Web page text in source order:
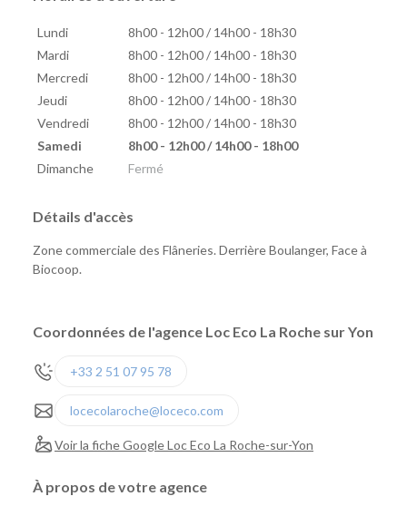
Lundi
8h00 - 12h00 / 14h00 - 18h30
Mardi
8h00 - 12h00 / 14h00 - 18h30
Mercredi
8h00 - 12h00 / 14h00 - 18h30
Jeudi
8h00 - 12h00 / 14h00 - 18h30
Vendredi
8h00 - 12h00 / 14h00 - 18h30
Samedi
8h00 - 12h00 / 14h00 - 18h00
Dimanche
Fermé
Détails d'accès
Zone commerciale des Flâneries. Derrière Boulanger, Face à
Biocoop.
Coordonnées de l'agence Loc Eco La Roche sur Yon
+33 2 51 07 95 78
locecolaroche@loceco.com
Voir la fiche Google Loc Eco La Roche-sur-Yon
À propos de votre agence